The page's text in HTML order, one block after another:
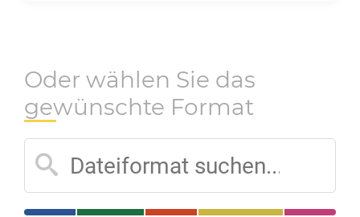
Oder wählen Sie das
gewünschte Format